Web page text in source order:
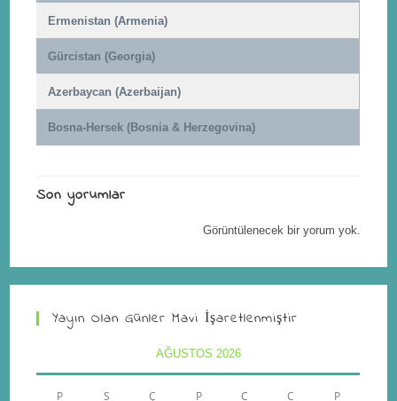
Ermenistan (Armenia)
Gürcistan (Georgia)
Azerbaycan (Azerbaijan)
Bosna-Hersek (Bosnia & Herzegovina)
Son yorumlar
Görüntülenecek bir yorum yok.
Yayın Olan Günler Mavi İşaretlenmiştir
AĞUSTOS 2026
P S Ç P C C P